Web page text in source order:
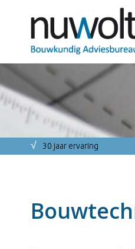
√ 30 jaar ervaring